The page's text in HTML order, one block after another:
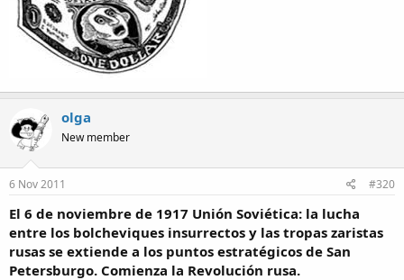
olga
New member
6 Nov 2011 #320
El 6 de noviembre de 1917 Unión Soviética: la lucha
entre los bolcheviques insurrectos y las tropas zaristas
rusas se extiende a los puntos estratégicos de San
Petersburgo. Comienza la Revolución rusa.